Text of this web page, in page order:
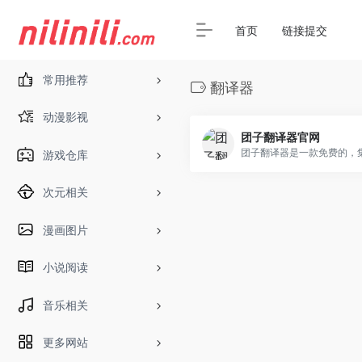
常用推荐
动漫影视
游戏仓库
次元相关
漫画图片
小说阅读
音乐相关
更多网站
首页 链接提交
翻译器
团子翻译器官网